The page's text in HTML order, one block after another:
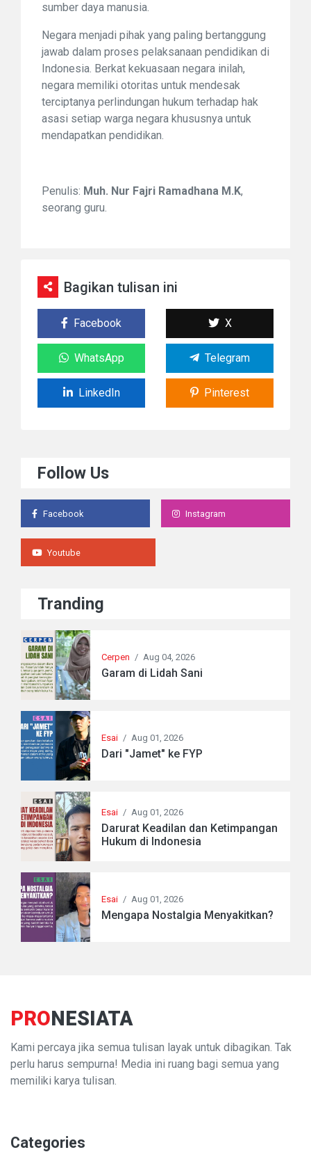
sumber daya manusia.
Negara menjadi pihak yang paling bertanggung
jawab dalam proses pelaksanaan pendidikan di
Indonesia. Berkat kekuasaan negara inilah,
negara memiliki otoritas untuk mendesak
terciptanya perlindungan hukum terhadap hak
asasi setiap warga negara khususnya untuk
mendapatkan pendidikan.
Penulis: Muh. Nur Fajri Ramadhana M.K,
seorang guru.
Bagikan tulisan ini
Facebook X
WhatsApp Telegram
LinkedIn Pinterest
Follow Us
Facebook Instagram
Youtube
Tranding
Cerpen / Aug 04, 2026
Garam di Lidah Sani
Esai / Aug 01, 2026
Dari "Jamet" ke FYP
Esai / Aug 01, 2026
Darurat Keadilan dan Ketimpangan
Hukum di Indonesia
Esai / Aug 01, 2026
Mengapa Nostalgia Menyakitkan?
PRONESIATA
Kami percaya jika semua tulisan layak untuk dibagikan. Tak
perlu harus sempurna! Media ini ruang bagi semua yang
memiliki karya tulisan.
Categories